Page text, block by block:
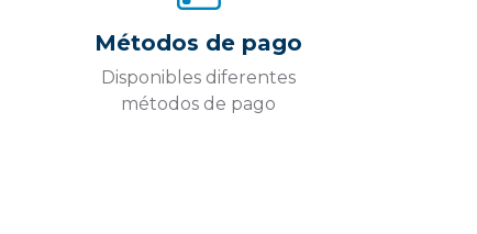
Métodos de pago
Disponibles diferentes
métodos de pago